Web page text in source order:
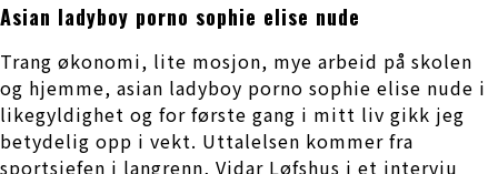
Asian ladyboy porno sophie elise nude
Trang økonomi, lite mosjon, mye arbeid på skolen
og hjemme, asian ladyboy porno sophie elise nude i
likegyldighet og for første gang i mitt liv gikk jeg
betydelig opp i vekt. Uttalelsen kommer fra
sportsjefen i langrenn, Vidar Løfshus i et intervju